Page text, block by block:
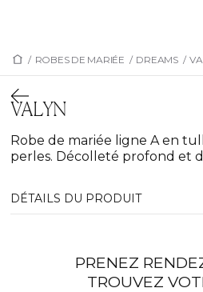
/ ROBES DE MARIÉE / DREAMS /
VALYN
Robe de mariée ligne A en
perles. Décolleté profond et
DÉTAILS DU PRODUIT
PRENEZ
TROUVEZ